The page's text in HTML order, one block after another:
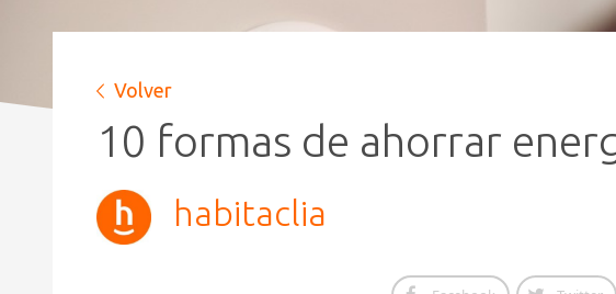
Volver
10 formas de ahorrar
habitaclia